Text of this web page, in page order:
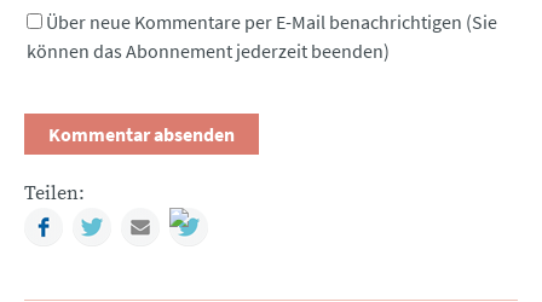
Über neue Kommentare per E-Mail benachrichtigen (Sie
können das Abonnement jederzeit beenden)
Teilen:
FacebookTwitterMail